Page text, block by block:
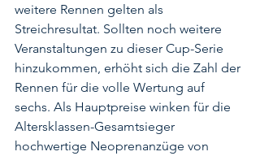
weitere Rennen gelten als
Streichresultat. Sollten noch weitere
Veranstaltungen zu dieser Cup-Serie
hinzukommen, erhöht sich die Zahl der
Rennen für die volle Wertung auf
sechs. Als Hauptpreise winken für die
Altersklassen-Gesamtsieger
hochwertige Neoprenanzüge von